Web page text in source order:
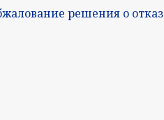
решения о